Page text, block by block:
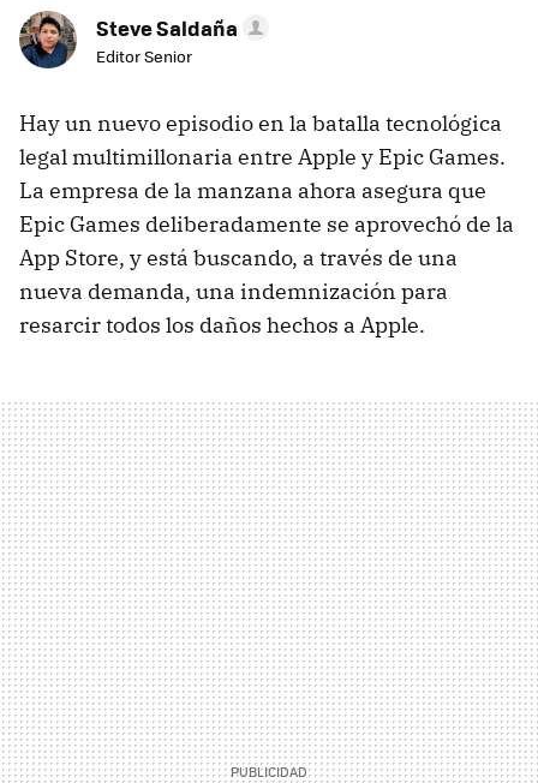
Steve Saldaña
Editor Senior
Hay un nuevo episodio en la batalla tecnológica
legal multimillonaria entre Apple y Epic Games.
La empresa de la manzana ahora asegura que
Epic Games deliberadamente se aprovechó de la
App Store, y está buscando, a través de una
nueva demanda, una indemnización para
resarcir todos los daños hechos a Apple.